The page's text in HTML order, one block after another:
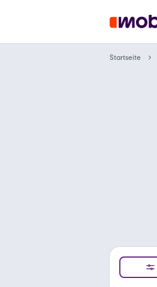
Startseite